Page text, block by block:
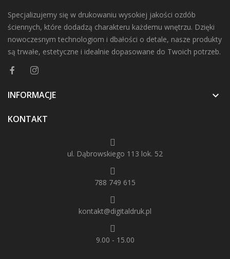
Specjalizujemy się w drukowaniu wysokiej jakości ozdób
ściennych, które dodadzą charakteru każdemu wnętrzu. Dzięki
nowoczesnym technologiom i dbałości o detale, nasze produkty
są trwałe, estetyczne i idealnie dopasowane do Twoich potrzeb.
INFORMACJE 
KONTAKT
ul. Dąbrowskiego 113 lok. 52
788 749 615
kontakt@digitaldruk.pl
9.00 - 15.00